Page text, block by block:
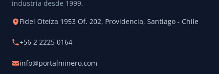
industria desde 1999.
Fidel Oteíza 1953 Of. 202, Providencia, Santiago - Chile
+56 2 2225 0164
info@portalminero.com